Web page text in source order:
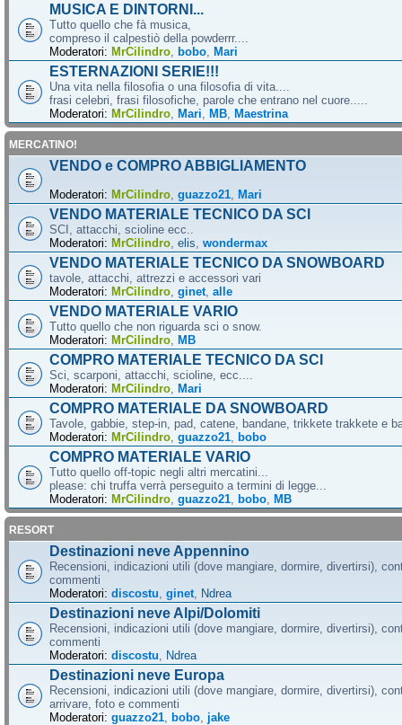
MUSICA E DINTORNI...
Tutto quello che fà musica,
compreso il calpestiò della powderrr....
Moderatori: MrCilindro bobo Mari
ESTERNAZIONI SERIE!!!
Una vita nella filosofia o una filosofia di vita....
frasi celebri, frasi filosofiche, parole che entrano nel cuore.....
Moderatori: MrCilindro Mari MB Maestrina
MERCATINO!
VENDO e COMPRO ABBIGLIAMENTO
Moderatori: MrCilindro guazzo21 Mari
VENDO MATERIALE TECNICO DA SCI
SCI, attacchi, scioline ecc..
Moderatori: MrCilindro elis wondermax
VENDO MATERIALE TECNICO DA SNOWBOARD
tavole, attacchi, attrezzi e accessori vari
Moderatori: MrCilindro ginet alle
VENDO MATERIALE VARIO
Tutto quello che non riguarda sci o snow.
Moderatori: MrCilindro MB
COMPRO MATERIALE TECNICO DA SCI
Sci, scarponi, attacchi, scioline, ecc....
Moderatori: MrCilindro Mari
COMPRO MATERIALE DA SNOWBOARD
Tavole, gabbie, step-in, pad, catene, bandane, trikkete trakkete e
Moderatori: MrCilindro guazzo21 bobo
COMPRO MATERIALE VARIO
Tutto quello off-topic negli altri mercatini...
please: chi truffa verrà perseguito a termini di legge...
Moderatori: MrCilindro guazzo21 bobo MB
RESORT
Destinazioni neve Appennino
Recensioni, indicazioni utili (dove mangiare, dormire, divertirsi),
commenti
Moderatori: discostu ginet Ndrea
Destinazioni neve Alpi/Dolomiti
Recensioni, indicazioni utili (dove mangiare, dormire, divertirsi),
commenti
Moderatori: discostu Ndrea
Destinazioni neve Europa
Recensioni, indicazioni utili (dove mangiare, dormire, divertirsi),
arrivare, foto e commenti
Moderatori: guazzo21 bobo jake